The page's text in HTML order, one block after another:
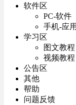
软件区
PC-软件
手机-应用
学习区
图文教程
视频教程
公告区
其他
帮助
问题反馈